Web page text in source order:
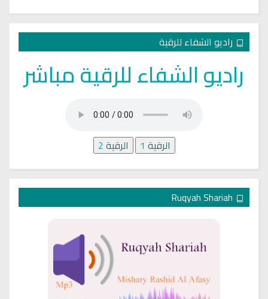
راديو الشفاء للرقية
راديو الشفاء للرقية مباشر
الرقية 1 الرقية2